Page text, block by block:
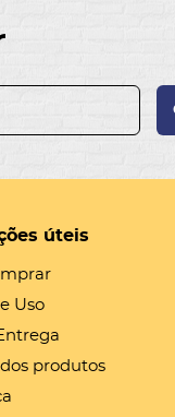
úteis
Uso
produtos